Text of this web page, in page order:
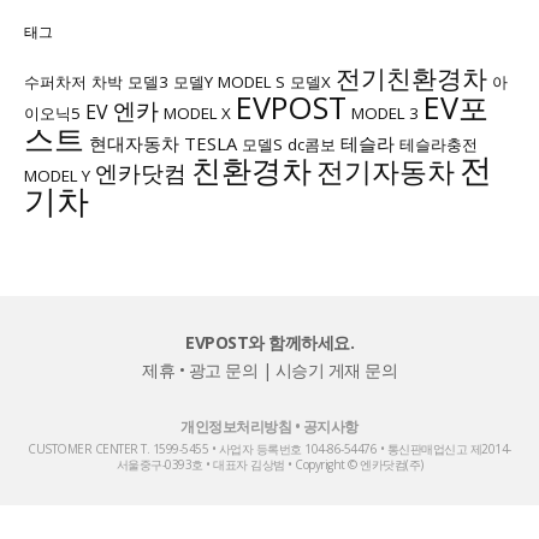
태그
수퍼차저 차박 모델3 모델Y MODEL S 모델X 전기친환경차 아
이오닉5 EV 엔카 MODEL X EVPOST MODEL 3 EV포
스트 현대자동차 TESLA 모델S dc콤보 테슬라 테슬라충전
MODEL Y 엔카닷컴 친환경차전기자동차전
기차
EVPOST와 함께하세요.
제휴 • 광고 문의 | 시승기 게재 문의
개인정보처리방침 • 공지사항
CUSTOMER CENTER T. 1599-5455 • 사업자 등록번호 104-86-54476 • 통신판매업신고 제2014-
서울중구-0393호 • 대표자 김상범 • Copyright © 엔카닷컴(주)